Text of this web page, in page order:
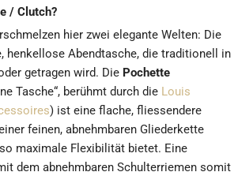
/ Clutch?
hier zwei elegante Welten: Die
henkellose Abendtasche, die traditionell in
getragen wird. Die Pochette
Tasche“, berühmt durch die Louis
) ist eine flache, fliessendere
feinen, abnehmbaren Gliederkette
maximale Flexibilität bietet. Eine
dem abnehmbaren Schulterriemen somit